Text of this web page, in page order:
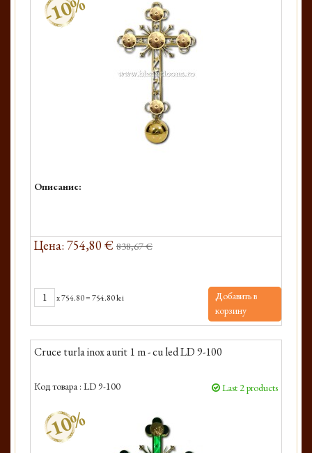
-10%
Описание:
Цена: 754,80 € 838,67 €
x754.80=754.80 lei
Добавить в
корзину
Cruce turla inox aurit 1 m - cu led LD 9-100
Код товара : LD 9-100 Last 2 products
-10%